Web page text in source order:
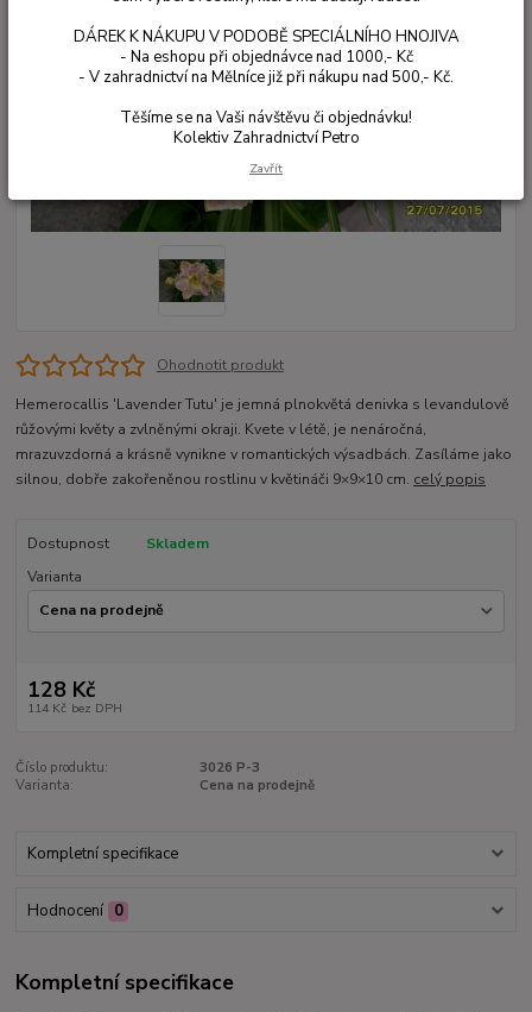
Ohodnotit produkt
Hemerocallis 'Lavender Tutu' je jemná plnokvětá denivka s levandulově
růžovými květy a zvlněnými okraji. Kvete v létě, je nenáročná,
mrazuvzdorná a krásně vynikne v romantických výsadbách. Zasíláme jako
silnou, dobře zakořeněnou rostlinu v květináči 9×9×10 cm. celý popis
Dostupnost
Skladem
Varianta
128 Kč
114 Kč bez DPH
Číslo produktu:
3026 P-3
Varianta:
Cena na prodejně
Kompletní specifikace
Hodnocení 0
Kompletní specifikace
DÁREK K NÁKUPU V PODOBĚ SPECIÁLNÍHO HNOJIVA
- Na eshopu při objednávce nad 1000,- Kč
- V zahradnictví na Mělníce již při nákupu nad 500,- Kč.
Těšíme se na Vaši návštěvu či objednávku!
Kolektiv Zahradnictví Petro
Zavřít